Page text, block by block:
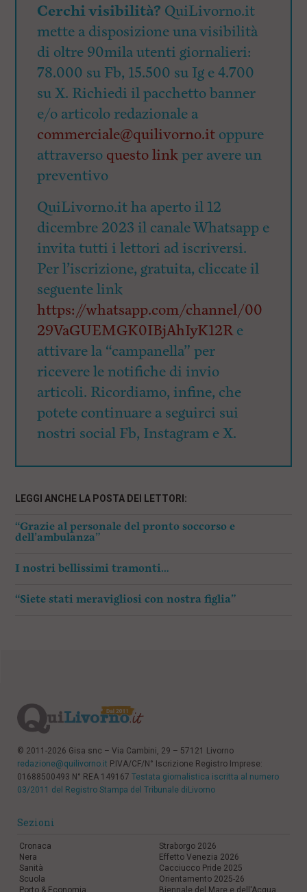
Cerchi visibilità? QuiLivorno.it
mette a disposizione una visibilità
di oltre 90mila utenti giornalieri:
78.000 su Fb, 15.500 su Ig e 4.700
su X. Richiedi il pacchetto banner
e/o articolo redazionale a
commerciale@quilivorno.it oppure
attraverso questo linkper avere un
preventivo
QuiLivorno.it ha aperto il 12
dicembre 2023 il canale Whatsapp e
invita tutti i lettori ad iscriversi.
Per l’iscrizione, gratuita, cliccate il
seguente link
https://whatsapp.com/channel/00
29VaGUEMGK0IBjAhIyK12Re
attivare la “campanella” per
ricevere le notifiche di invio
articoli. Ricordiamo, infine, che
potete continuare a seguirci sui
nostri social Fb, Instagram e X.
LEGGI ANCHE LA POSTA DEI LETTORI:
“Grazie al personale del pronto soccorso e
dell’ambulanza”
I nostri bellissimi tramonti…
“Siete stati meravigliosi con nostra figlia”
© 2011-2026 Gisa snc – Via Cambini, 29 – 57121 Livorno
redazione@quilivorno.it P.IVA/CF/N° Iscrizione Registro Imprese:
01688500493 N° REA 149167 Testata giornalistica iscritta al numero
03/2011 del Registro Stampa del Tribunale diLivorno
Sezioni
Cronaca
Nera
Sanità
Scuola
Porto & Economia
Straborgo 2026
Effetto Venezia 2026
Cacciucco Pride 2025
Orientamento 2025-26
Biennale del Mare e dell'Acqua